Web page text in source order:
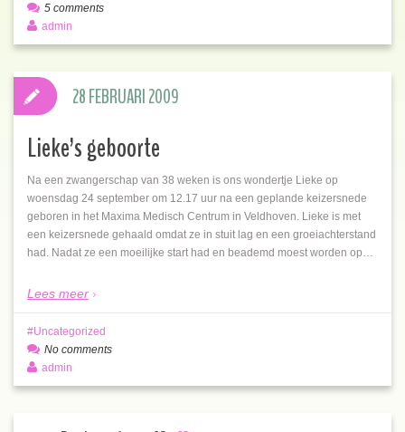
5 comments
admin
Lieke’s geboorte
Na een zwangerschap van 38 weken is ons wondertje Lieke op
woensdag 24 september om 12.17 uur na een geplande keizersnede
geboren in het Maxima Medisch Centrum in Veldhoven. Lieke is met
een keizersnede gehaald omdat ze in stuit lag en een groeiachterstand
had. Nadat ze een moeilijke start had en beademd moest worden op…
Lees meer
28 FEBRUARI 2009
Uncategorized
No comments
admin